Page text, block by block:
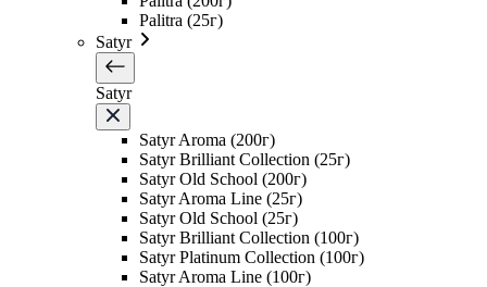
Palitra (25г)
Satyr
Satyr
Satyr Aroma (200г)
Satyr Brilliant Collection (25г)
Satyr Old School (200г)
Satyr Aroma Line (25г)
Satyr Old School (25г)
Satyr Brilliant Collection (100г)
Satyr Platinum Collection (100г)
Satyr Aroma Line (100г)